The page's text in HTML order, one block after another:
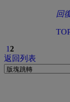
回
12
返回列表